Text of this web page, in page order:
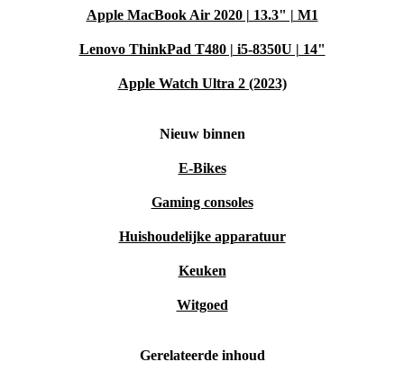
Apple MacBook Air 2020 | 13.3" | M1
Lenovo ThinkPad T480 | i5-8350U | 14"
Apple Watch Ultra 2 (2023)
Nieuw binnen
E-Bikes
Gaming consoles
Huishoudelijke apparatuur
Keuken
Witgoed
Gerelateerde inhoud